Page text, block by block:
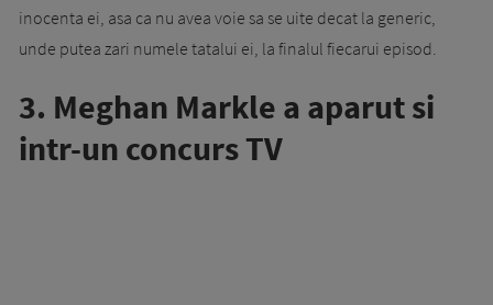
inocenta ei, asa ca nu avea voie sa se uite decat la generic,
unde putea zari numele tatalui ei, la finalul fiecarui episod.
3. Meghan Markle a aparut si
intr-un concurs TV